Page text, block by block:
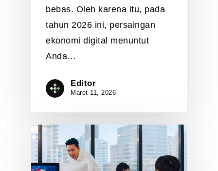
bebas. Oleh karena itu, pada
tahun 2026 ini, persaingan
ekonomi digital menuntut
Anda…
Editor
Maret 11, 2026